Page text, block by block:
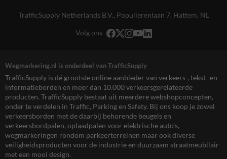
TrafficSupply Netherlands B.V., Populierenlaan 7, Hattem, NL
Volg ons
Wegmarkering.nl is onderdeel van TrafficSupply
TrafficSupply is dé grootste online aanbieder van verkeers-, tekst- en
informatieborden en meer dan 10.000 verkeersgerelateerde
producten. TrafficSupply bestaat uit meerdere webshopconcepten,
onder te verdelen in Traffic, Parking en Safety. Bij ons koop je zowel
verkeersborden met de daarbij behorende beugels en
verkeersbordpalen, oplaadpalen voor elektrische auto’s,
wegmarkeringen rondom parkeerterreinen maar ook diverse
veiligheidsproducten voor de industrie en duurzaam straatmeubilair
met een mooi design.